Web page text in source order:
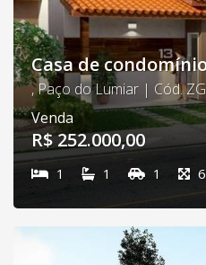
Casa de
, Paço do Lumiar | Cód.
Venda
R$ 252.000,00
1 1 1